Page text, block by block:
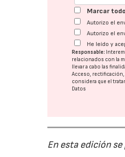
Marcar
Autorizo el
Autorizo el
He leído y
Responsable:
relacionados con la
llevar a cabo las
Acceso,
considera que el
Datos
En esta edición